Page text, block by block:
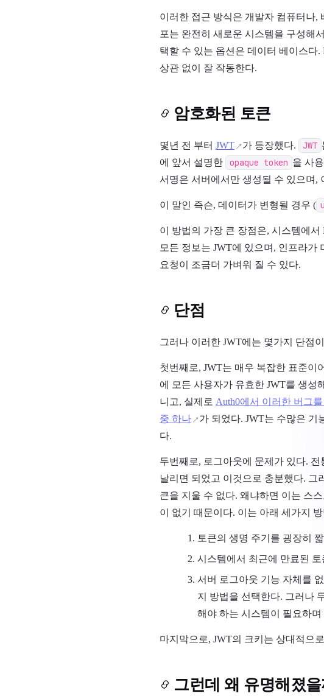
이러한 접근 방식은 개발자 컴퓨터나,
포는 완전히 새로운 시스템을 구성해
택할 수 있는 옵션은 데이터 베이스다.
상관 없이 잘 작동한다.
암호화된 토큰
몇년 전 부터 JWT 가 등장했다. JWT
에 앞서 설명한
opaque token 을 사
서명은 서버에서만 생성될 수 있으며,
이 말인 즉슨, 데이터가 변형될 경우 (
이 방법의 가장 큰 장점은, 시스템에
모든 정보는 JWT에 있으며, 인프라가
요청이 조금더 가벼워 질 수 있다.
단점
그러나 이러한 JWT에는 몇가지 단점
첫번째로, JWT는 매우 복잡한 표준이
에 모든 사용자가 유효한 JWT를 생성
니고, 실제로 Auth0에서 이러한 버그
중 하나
가 되었다. JWT는 수많은 기
다.
두번째로, 로그아웃에 문제가 있다.
날리면 되었고 이것으로 충분했다. 그
큰을 지울 수 없다. 왜냐하면 이는 스
이 없기 때문이다. 이는 아래 세가지
토큰의 생명 주기를 굉장히
시스템에서 최근에 만료된
서버 로그아웃 기능 자체를
지 방법을 선택한다. 그러나
해야 하는 시스템이 필요하
마지막으로, JWT의 크키는 상대적으
그런데 왜 유명해졌을